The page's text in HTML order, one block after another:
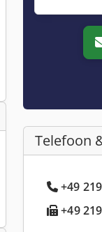
Telefoon
+49
+49